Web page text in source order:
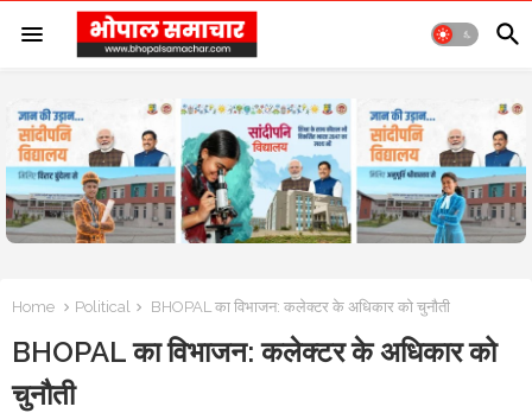
Home Political BHOPAL का विभाजन: कलेक्टर के अधिकार को चुनौती
BHOPAL का विभाजन: कलेक्टर के अधिकार को
चुनौती